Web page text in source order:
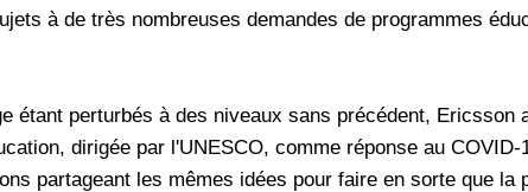
à de très nombreuses demandes de programmes
étant perturbés à des niveaux sans précédent, Ericsson
dirigée par l'UNESCO, comme réponse au COVID-
partageant les mêmes idées pour faire en sorte que la